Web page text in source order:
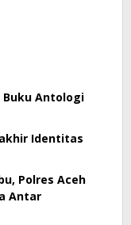
Buku Antologi
Identitas
Polres Aceh
Antar